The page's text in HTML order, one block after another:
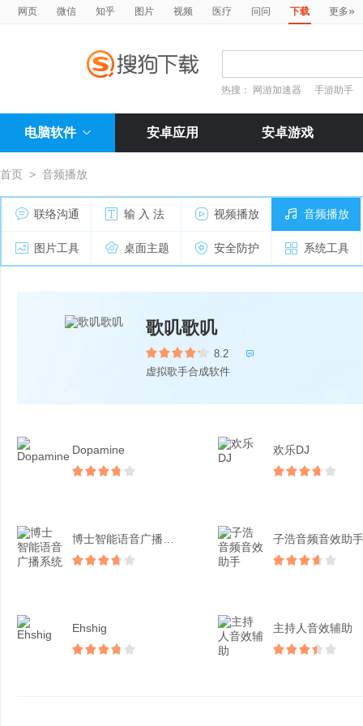
网页 微信 知乎 图片 视频 医疗 问问 下载 更多»
热搜： 网游加速器 手游助手
电脑软件 安卓应用 安卓游戏
首页 > 音频播放
联络沟通 输 入 法 视频播放 音频播放
图片工具 桌面主题 安全防护 系统工具
歌叽歌叽
8.2 
虚拟歌手合成软件
Dopamine 欢乐DJ
子浩音频音效助手
Ehshig 主持人音效辅助